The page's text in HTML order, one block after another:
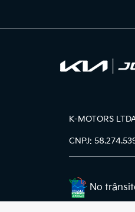
K-MOTORS
CNPJ:
No